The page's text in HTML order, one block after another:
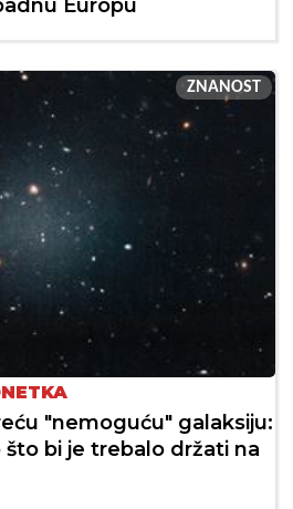
Europu
ZNANOST
"nemoguću" galaksiju:
bi je trebalo držati na